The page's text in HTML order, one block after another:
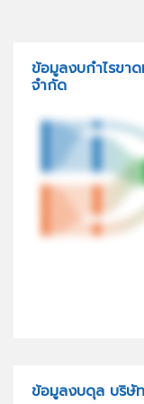
ข้อมูลงบกำไรขา
จำกัด
ข้อมูลงบดุล บริษั